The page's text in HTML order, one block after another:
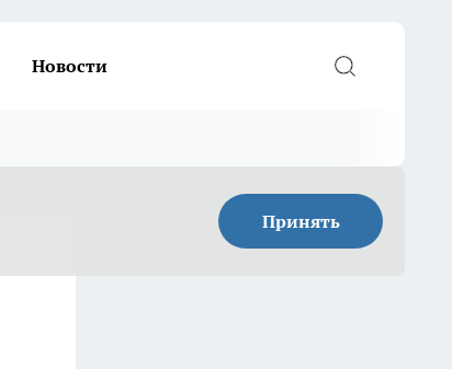
Новости
Принять